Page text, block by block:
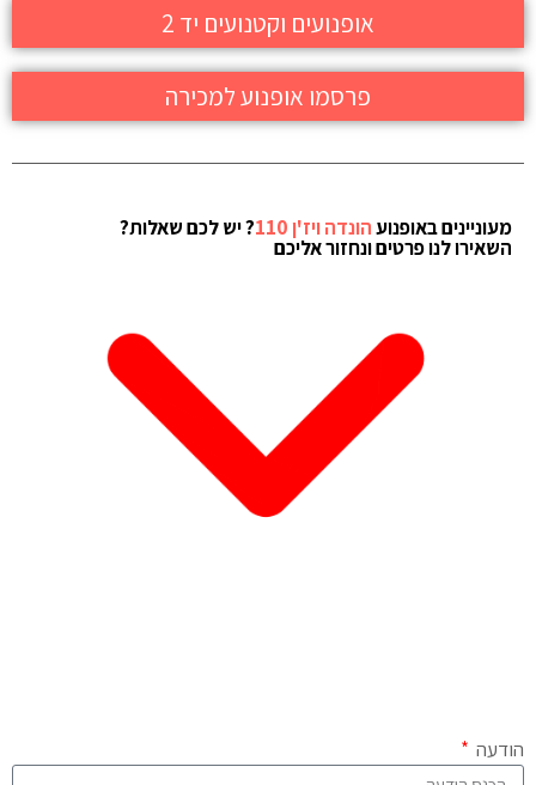
אופנועים וקטנועים יד 2
פרסמו אופנוע למכירה
מעוניינים באופנועהונדה ויז'ן 110 ? יש לכם שאלות?
השאירו לנו פרטים ונחזור אליכם
הודעה